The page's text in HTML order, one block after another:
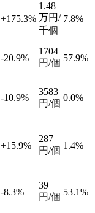
+175.3%
1.48
万円/
千個
7.8%
-20.9%
1704
円/個 57.9%
-10.9%
3583
円/個
0.0%
+15.9%
287
円/個 1.4%
-8.3%
39
円/個 53.1%